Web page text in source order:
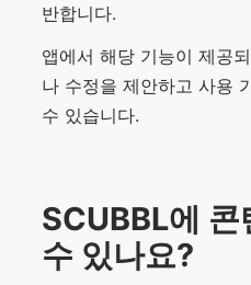
반합니다.
앱에서 해당 기능이 제공
나 수정을 제안하고 사용
수 있습니다.
SCUBBL에
수 있나요?